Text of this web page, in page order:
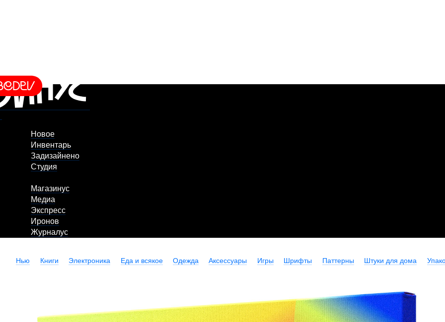
Новое
Инвентарь
Задизайнено
Студия
Магазинус
Медиа
Экспресс
Иронов
Журналус
Нью Книги Электроника Еда и всякое Одежда Аксессуары Игры Шрифты Паттерны Штуки для дома